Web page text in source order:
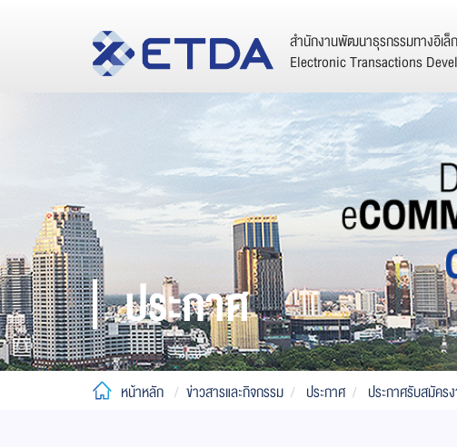
สำนักงานพัฒนาธุรกรรมทางอิเล็
Electronic Transactions
ประกาศ
หน้าหลัก ข่าวสารและกิจกรรม ประกาศ ประกาศรับสมัคร